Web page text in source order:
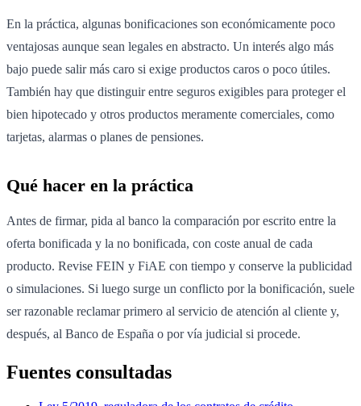
En la práctica, algunas bonificaciones son económicamente poco
ventajosas aunque sean legales en abstracto. Un interés algo más
bajo puede salir más caro si exige productos caros o poco útiles.
También hay que distinguir entre seguros exigibles para proteger el
bien hipotecado y otros productos meramente comerciales, como
tarjetas, alarmas o planes de pensiones.
Qué hacer en la práctica
Antes de firmar, pida al banco la comparación por escrito entre la
oferta bonificada y la no bonificada, con coste anual de cada
producto. Revise FEIN y FiAE con tiempo y conserve la publicidad
o simulaciones. Si luego surge un conflicto por la bonificación, suele
ser razonable reclamar primero al servicio de atención al cliente y,
después, al Banco de España o por vía judicial si procede.
Fuentes consultadas